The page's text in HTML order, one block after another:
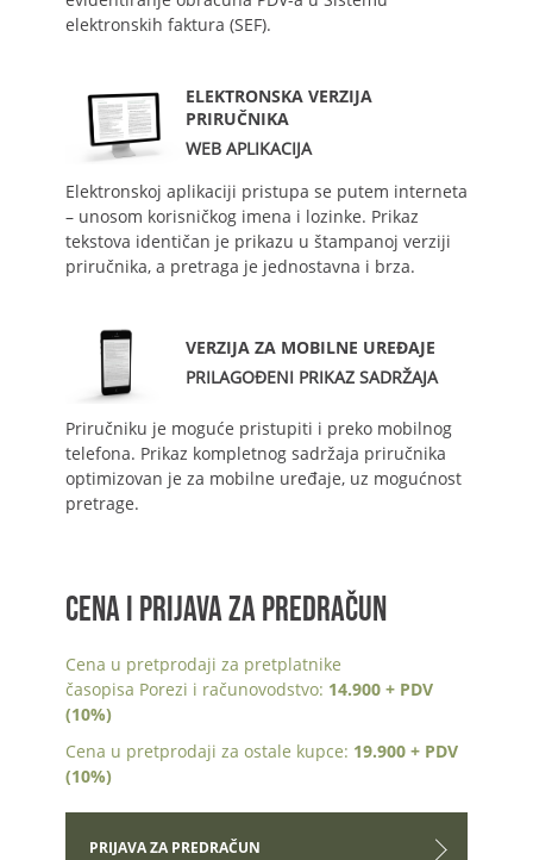
elektronskih faktura (SEF).
ELEKTRONSKA VERZIJA
PRIRUČNIKA
WEB APLIKACIJA
Elektronskoj aplikaciji pristupa se putem interneta
– unosom korisničkog imena i lozinke. Prikaz
tekstova identičan je prikazu u štampanoj verziji
priručnika, a pretraga je jednostavna i brza.
VERZIJA ZA MOBILNE UREĐAJE
PRILAGOĐENI PRIKAZ SADRŽAJA
Priručniku je moguće pristupiti i preko mobilnog
telefona. Prikaz kompletnog sadržaja priručnika
optimizovan je za mobilne uređaje, uz mogućnost
pretrage.
CENA I PRIJAVA ZA PREDRAČUN
Cena u pretprodaji za pretplatnike
časopisa Porezi i računovodstvo: 14.900 + PDV
(10%)
Cena u pretprodaji za ostale kupce: 19.900 + PDV
(10%)
PRIJAVA ZA PREDRAČUN